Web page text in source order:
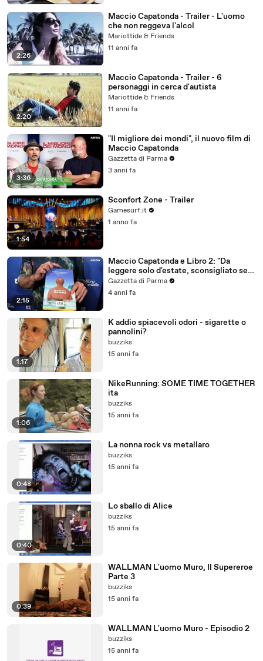
2:26
Maccio Capatonda - Trailer - L'uomo
che non reggeva l'alcol
Mariottide & Friends
11 anni fa
2:20
Maccio Capatonda - Trailer - 6
personaggi in cerca d'autista
Mariottide & Friends
11 anni fa
3:36
"Il migliore dei mondi", il nuovo film di
Maccio Capatonda
Gazzetta di Parma
3 anni fa
1:54
Sconfort Zone - Trailer
Gamesurf.it
1 anno fa
2:15
Maccio Capatonda e Libro 2: "Da
leggere solo d'estate, sconsigliato se
c'e' neve"
Gazzetta di Parma
4 anni fa
1:17
K addio spiacevoli odori - sigarette o
pannolini?
buzziks
15 anni fa
1:06
NikeRunning: SOME TIME TOGETHER
ita
buzziks
15 anni fa
0:48
La nonna rock vs metallaro
buzziks
15 anni fa
0:40
Lo sballo di Alice
buzziks
15 anni fa
0:39
WALLMAN L'uomo Muro, Il Supereroe
Parte 3
buzziks
15 anni fa
WALLMAN L'uomo Muro - Episodio 2
buzziks
15 anni fa